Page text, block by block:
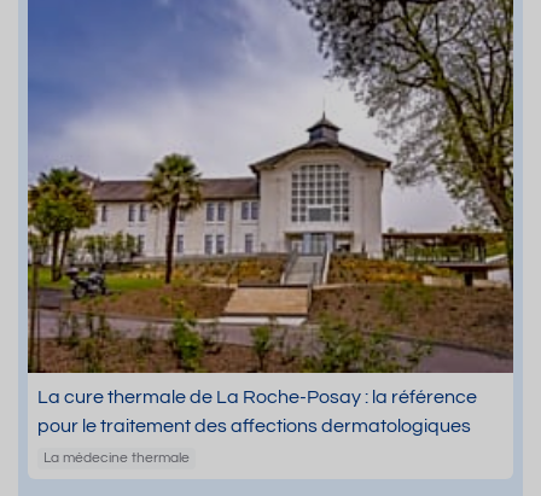
La cure thermale de La Roche-Posay : la référence
pour le traitement des affections dermatologiques
La médecine thermale